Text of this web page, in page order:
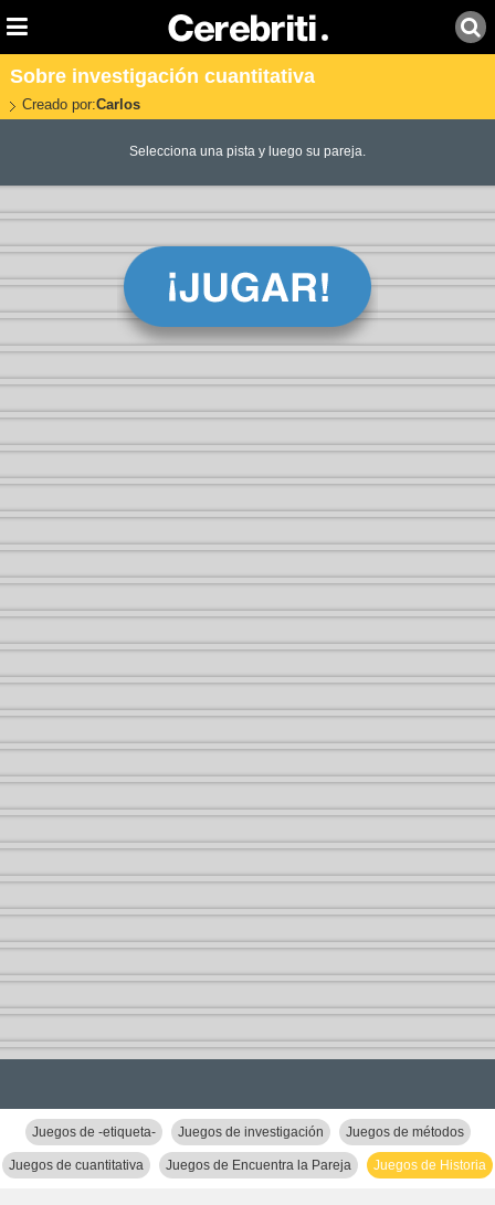
Sobre investigación cuantitativa
Creado por:Carlos
Selecciona una pista y luego su pareja.
Juegos de -etiqueta- Juegos de investigación Juegos de métodos
Juegos de cuantitativa Juegos de Encuentra la Pareja Juegos de Historia